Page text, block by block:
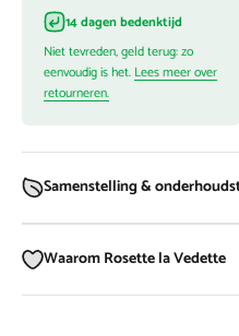
14 dagen bedenktijd
Niet tevreden, geld terug: zo
eenvoudig is het. Lees meer over
retourneren.
Samenstelling &
Waarom Rosette la Vedette